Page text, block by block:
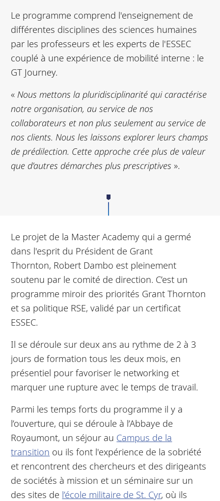
Le programme comprend l'enseignement de
différentes disciplines des sciences humaines
par les professeurs et les experts de l'ESSEC
couplé à une expérience de mobilité interne : le
GT Journey.
« Nous mettons la pluridisciplinarité qui caractérise
notre organisation, au service de nos
collaborateurs et non plus seulement au service de
nos clients. Nous les laissons explorer leurs champs
de prédilection. Cette approche crée plus de valeur
que d’autres démarches plus prescriptives ».
Le projet de la Master Academy qui a germé
dans l'esprit du Président de Grant
Thornton, Robert Dambo est pleinement
soutenu par le comité de direction. C’est un
programme miroir des priorités Grant Thornton
et sa politique RSE, validé par un certificat
ESSEC.
Il se déroule sur deux ans au rythme de 2 à 3
jours de formation tous les deux mois, en
présentiel pour favoriser le networking et
marquer une rupture avec le temps de travail.
Parmi les temps forts du programme il y a
l’ouverture, qui se déroule à l’Abbaye de
Royaumont, un séjour au Campus de la
transition ou ils font l'expérience de la sobriété
et rencontrent des chercheurs et des dirigeants
de sociétés à mission et un séminaire sur un
des sites de l’école militaire de St. Cyr, où ils